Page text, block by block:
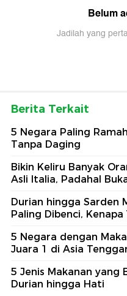
Belum
Jadilah yang
Berita Terkait
5 Negara Paling
Tanpa Daging
Bikin Keliru Banyak
Asli Italia, Padahal
Durian hingga Sarden
Paling Dibenci, Kenapa
5 Negara dengan
Juara 1 di Asia
5 Jenis Makanan yang
Durian hingga Hati